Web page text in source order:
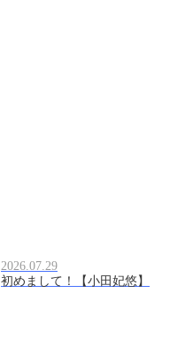
2026.07.29
初めまして！【小田妃悠】